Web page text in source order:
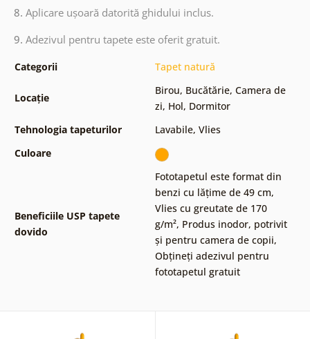
8. Aplicare ușoară datorită ghidului inclus.
9. Adezivul pentru tapete este oferit gratuit.
Categorii Tapet natură
Locație
Birou, Bucătărie, Camera de
zi, Hol, Dormitor
Tehnologia tapeturilor
Lavabile, Vlies
Culoare
Beneficiile USP tapete
dovido
Fototapetul este format din
benzi cu lățime de 49 cm,
Vlies cu greutate de 170
g/m², Produs inodor, potrivit
și pentru camera de copii,
Obțineți adezivul pentru
fototapetul gratuit